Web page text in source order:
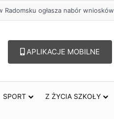
Radomsku ogłasza nabór wniosków
APLIKACJE MOBILNE
SPORT Z ŻYCIA SZKOŁY